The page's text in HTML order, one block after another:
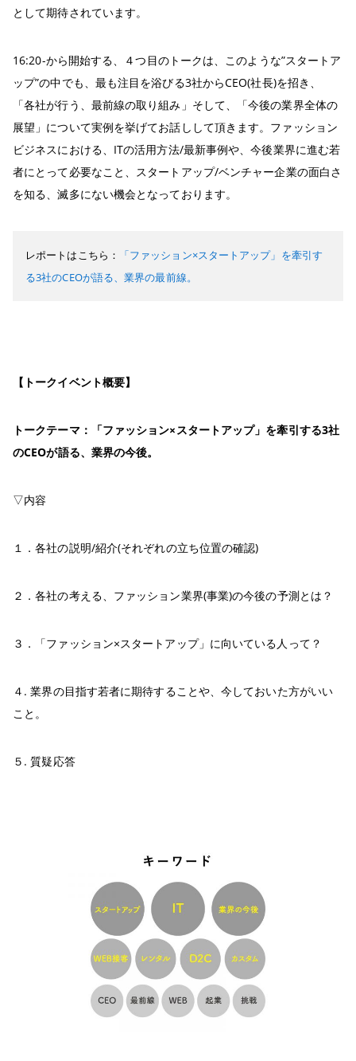
として期待されています。
16:20-から開始する、４つ目のトークは、このような”スタートア
ップ”の中でも、最も注目を浴びる3社からCEO(社長)を招き、
「各社が行う、最前線の取り組み」そして、「今後の業界全体の
展望」について実例を挙げてお話しして頂きます。ファッション
ビジネスにおける、ITの活用方法/最新事例や、今後業界に進む若
者にとって必要なこと、スタートアップ/ベンチャー企業の面白さ
を知る、滅多にない機会となっております。
レポートはこちら：
「ファッション×スタートアップ」を牽引す
る3社のCEOが語る、業界の最前線。
【トークイベント概要】
トークテーマ：「ファッション×スタートアップ」を牽引する3社
のCEOが語る、業界の今後。
▽内容
１．各社の説明/紹介(それぞれの立ち位置の確認)
２．各社の考える、ファッション業界(事業)の今後の予測とは？
３．「ファッション×スタートアップ」に向いている人って？
４. 業界の目指す若者に期待することや、今しておいた方がいい
こと。
５. 質疑応答